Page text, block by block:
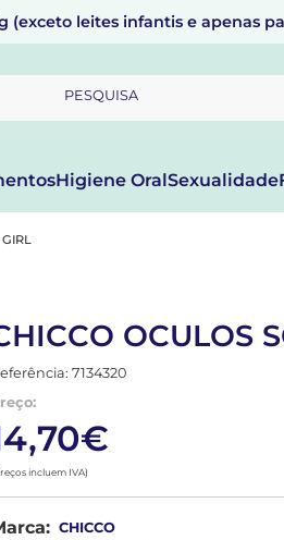
(exceto leites infantis e apenas
PESQUISA
Higiene OralSexualidade
OCULOS
7134320
incluem IVA)
CHICCO